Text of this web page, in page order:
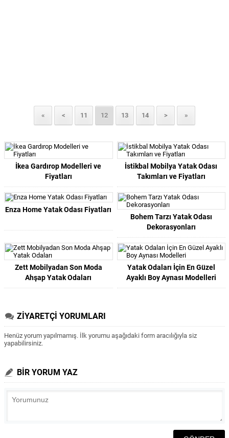
« < 11 12 13 14 > »
İkea Gardırop Modelleri ve
Fiyatları
İstikbal Mobilya Yatak Odası
Takımları ve Fiyatları
Enza Home Yatak Odası Fiyatları
Bohem Tarzı Yatak Odası
Dekorasyonları
Zett Mobilyadan Son Moda
Ahşap Yatak Odaları
Yatak Odaları İçin En Güzel
Ayaklı Boy Aynası Modelleri
ZİYARETÇİ YORUMLARI
Henüz yorum yapılmamış. İlk yorumu aşağıdaki form aracılığıyla siz
yapabilirsiniz.
BİR YORUM YAZ